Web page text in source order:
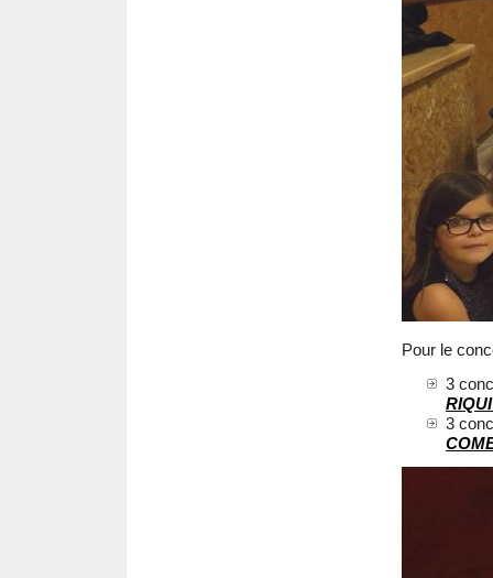
Pour le
3
3